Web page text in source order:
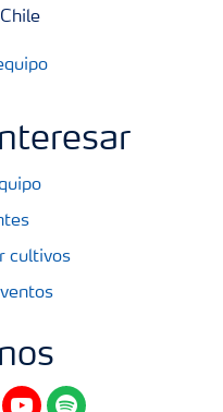
cultivos
youtubespotify